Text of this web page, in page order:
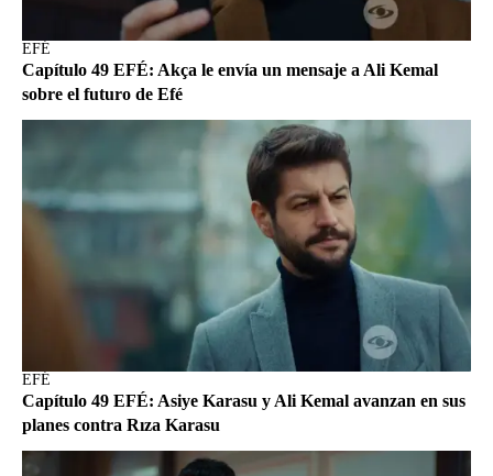
EFÉ
Capítulo 49 EFÉ: Akça le envía un mensaje a Ali Kemal
sobre el futuro de Efé
EFÉ
Capítulo 49 EFÉ: Asiye Karasu y Ali Kemal avanzan en sus
planes contra Rıza Karasu